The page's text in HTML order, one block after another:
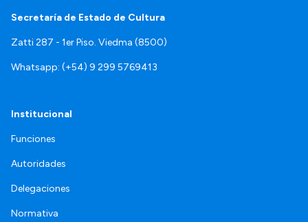
Secretaría de Estado de Cultura
Zatti 287 - 1er Piso. Viedma (8500)
Whatsapp: (+54) 9 299 5769413
Institucional
Funciones
Autoridades
Delegaciones
Normativa